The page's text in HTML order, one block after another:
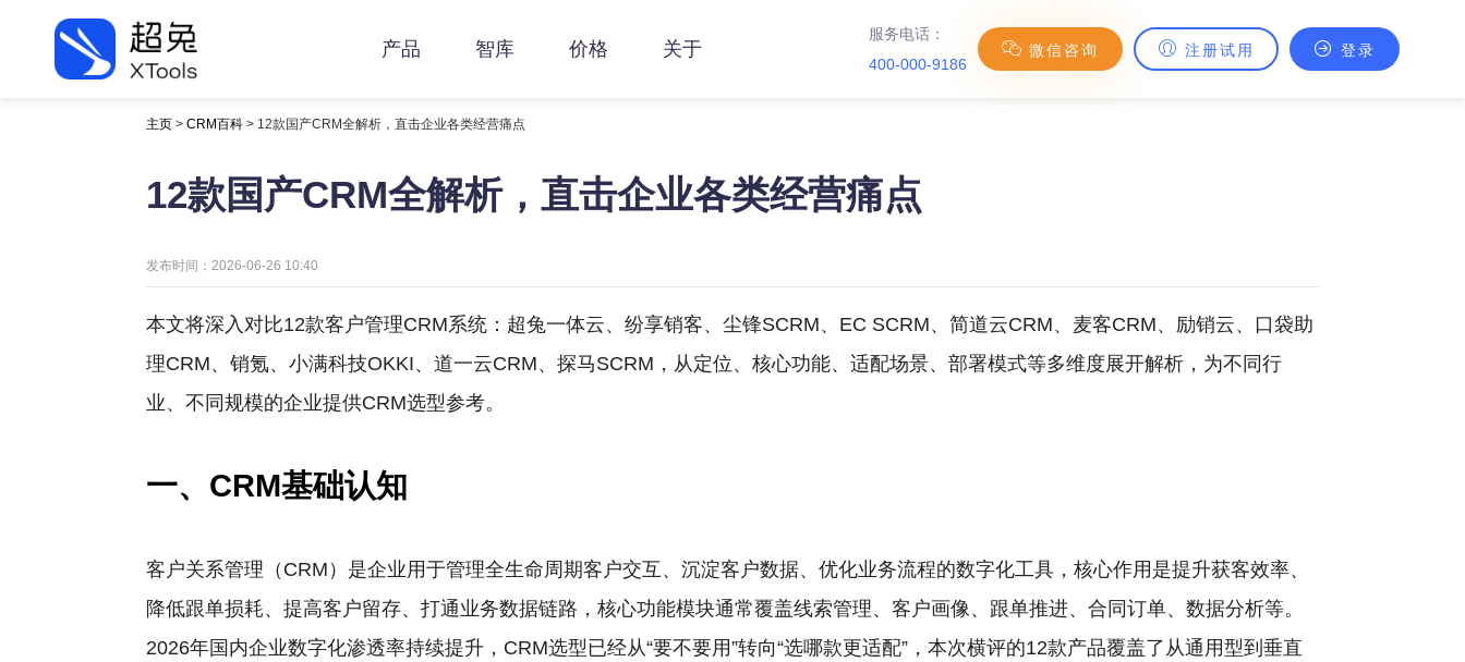
产品 智库 价格 关于
服务电话：
400-000-9186
微信咨询 注册试用 登录
主页 >CRM百科 > 12款国产CRM全解析，直击企业各类经营痛点
12款国产CRM全解析，直击企业各类经营痛点
发布时间：2026-06-26 10:40
本文将深入对比12款客户管理CRM系统：超兔一体云、纷享销客、尘锋SCRM、EC SCRM、简道云CRM、麦客CRM、励销云、口袋助
理CRM、销氪、小满科技OKKI、道一云CRM、探马SCRM，从定位、核心功能、适配场景、部署模式等多维度展开解析，为不同行
业、不同规模的企业提供CRM选型参考。
一、CRM基础认知
客户关系管理（CRM）是企业用于管理全生命周期客户交互、沉淀客户数据、优化业务流程的数字化工具，核心作用是提升获客效率、
降低跟单损耗、提高客户留存、打通业务数据链路，核心功能模块通常覆盖线索管理、客户画像、跟单推进、合同订单、数据分析等。
2026年国内企业数字化渗透率持续提升，CRM选型已经从“要不要用”转向“选哪款更适配”，本次横评的12款产品覆盖了从通用型到垂直